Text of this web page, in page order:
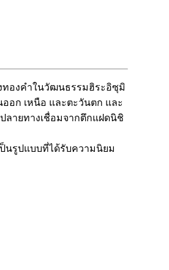
ทองคำในวัฒนธรรมฮิระอิซุมิ
อก เหนือ และตะวันตก และ
ลายทางเชื่อมจากตึกแฝดนิชิ
นรูปแบบที่ได้รับความนิยม